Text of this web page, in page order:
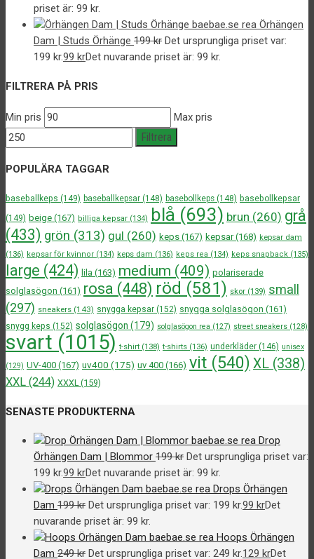
priset är: 99 kr.
Örhängen
Dam | Studs Örhänge 199kr Det ursprungliga priset var:
199 kr.99 krDet nuvarande priset är: 99 kr.
FILTRERA PÅ PRIS
Min pris Max pris
Filtrera
POPULÄRA TAGGAR
baseballkeps (149) baseballkepsar (148) basebollkeps (148) basebollkepsar
(149) beige (167) billiga kepsar (134) blå (693) brun (260) grå
(433) grön (313) gul (260) keps (167) kepsar(168) kepsar dam
(136) kepsar för kvinnor (134) keps dam (136) keps rea (134) keps snapback (135)
large (424) lila (163) medium (409) polariserade
solglasögon (161) rosa (448) röd (581) skor (139) small
(297) sneakers (143) snygga kepsar (152) snygga solglasögon (161)
snygg keps (152) solglasögon (179) solglasögon rea (127) street sneakers (128)
svart (1015) t-shirt (138) t-shirts (136) underkläder (146) unisex
(129) UV-400 (167) uv400 (175) uv 400 (166) vit (540) XL (338)
XXL (244) XXXL (159)
SENASTE PRODUKTERNA
Drop
Örhängen Dam | Blommor 199kr Det ursprungliga priset var:
199 kr.99 krDet nuvarande priset är: 99 kr.
Drops Örhängen
Dam 199kr Det ursprungliga priset var: 199 kr.99 krDet
nuvarande priset är: 99 kr.
Hoops Örhängen
Dam 249kr Det ursprungliga priset var: 249 kr.129 krDet